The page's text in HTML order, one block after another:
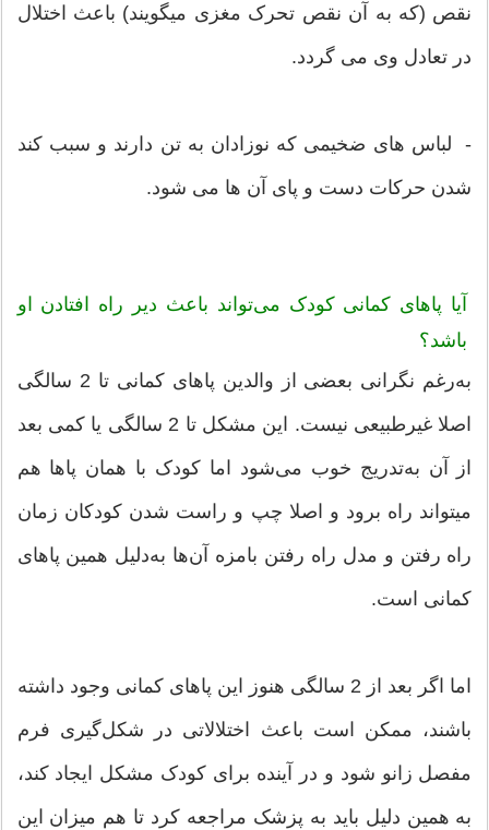
نقص (که به آن نقص تحرک مغزی میگویند) باعث اختلال
در تعادل وی می گردد.
- لباس های ضخیمی که نوزادان به تن دارند و سبب کند
شدن حرکات دست و پای آن ها می شود.
آيا پاهای كمانی كودک می‌تواند باعث دير راه افتادن او
باشد؟
به‌رغم نگرانی بعضی از والدين پاهای كمانی تا 2 سالگی
اصلا غيرطبيعی نيست. اين مشكل تا 2 سالگی يا كمی بعد
از آن به‌تدريج خوب می‌شود اما كودک با همان پاها هم
میتواند راه برود و اصلا چپ و راست شدن كودكان زمان
راه رفتن و مدل راه رفتن بامزه آن‌ها به‌دليل همين پاهای
كمانی است.
اما اگر بعد از 2 سالگی هنوز اين پاهای كمانی وجود داشته
باشند، ممكن است باعث اختلالاتی در شكل‌گيری فرم
مفصل زانو شود و در آينده برای كودک مشكل ايجاد كند،
به همين دليل بايد به پزشک مراجعه كرد تا هم ميزان اين